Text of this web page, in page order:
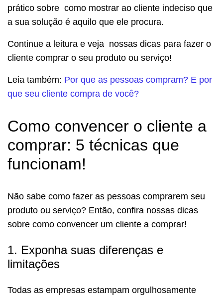
prático sobre como mostrar ao cliente indeciso que
a sua solução é aquilo que ele procura.
Continue a leitura e veja nossas dicas para fazer o
cliente comprar o seu produto ou serviço!
Leia também: Por que as pessoas compram? E por
que seu cliente compra de você?
Como convencer o cliente a
comprar: 5 técnicas que
funcionam!
Não sabe como fazer as pessoas comprarem seu
produto ou serviço? Então, confira nossas dicas
sobre como convencer um cliente a comprar!
1. Exponha suas diferenças e
limitações
Todas as empresas estampam orgulhosamente